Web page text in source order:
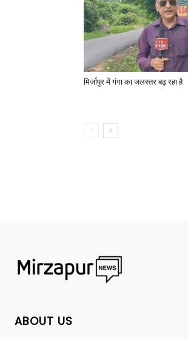
मिर्जापुर में गंगा का जलस्तर बढ़ रहा है
ABOUT US